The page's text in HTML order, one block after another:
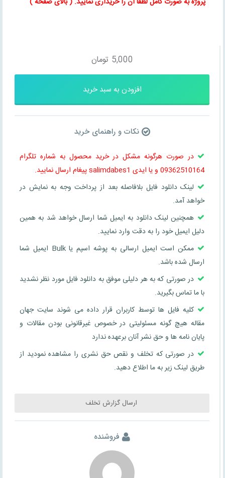
5,000 تومان
افزودن به سبد خرید
نکات و راهنمای خرید
در صورت هرگونه مشکل در خرید محصول به شماره تلگرام
09362510164 و یا ایدی salimdabes1 پیغام ارسال نمایید.
لینک دانلود فایل بلافاصله بعد از پرداخت وجه به نمایش در
خواهد آمد.
همچنین لینک دانلود به ایمیل شما ارسال خواهد شد به همین
دلیل ایمیل خود را به دقت وارد نمایید.
ممکن است ایمیل ارسالی به پوشه اسپم یا Bulk ایمیل شما
ارسال شده باشد.
در صورتی که به هر دلیلی موفق به دانلود فایل مورد نظر نشدید
با ما تماس بگیرید.
کلیه فایل ها توسط کاربران قرار داده می شوند سایت جهان
مقاله هیچ گونه مسئولیتی در خصوص غیرقانونی بودن مقالات و
پایان نامه ها و حق نشر آنان برعهده ندارد
در صورتی که تخلف و نقص حق نشری را مشاهده نمودید از
طریق لینک زیر به ما اطلاع دهید.
ارسال گزارش تخلف
فروشنده